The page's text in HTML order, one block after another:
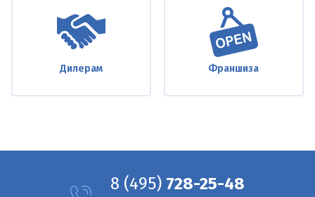
Дилерам Франшиза
8 (495) 728-25-48